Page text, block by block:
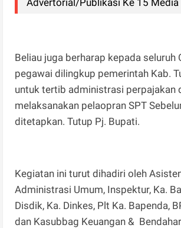
Beliau juga berharap kepada seluruh
pegawai dilingkup pemerintah Kab.
untuk tertib administrasi perpajakan
melaksanakan pelaopran SPT
ditetapkan. Tutup Pj. Bupati.
Kegiatan ini turut dihadiri oleh
Administrasi Umum, Inspektur, Ka.
Disdik, Ka. Dinkes, Plt Ka. Bapenda,
dan Kasubbag Keuangan &